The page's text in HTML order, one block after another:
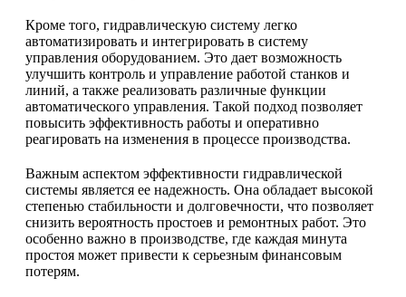
Кроме того, гидравлическую систему легко
автоматизировать и интегрировать в систему
управления оборудованием. Это дает возможность
улучшить контроль и управление работой станков и
линий, а также реализовать различные функции
автоматического управления. Такой подход позволяет
повысить эффективность работы и оперативно
реагировать на изменения в процессе производства.
Важным аспектом эффективности гидравлической
системы является ее надежность. Она обладает высокой
степенью стабильности и долговечности, что позволяет
снизить вероятность простоев и ремонтных работ. Это
особенно важно в производстве, где каждая минута
простоя может привести к серьезным финансовым
потерям.